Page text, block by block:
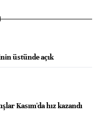
üstünde açık
Kasım'da hız kazandı